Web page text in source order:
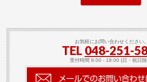
お気軽にお問い合わせください。
TEL 048-251-
受付時間 8:00 - 18:00 (日・祝日